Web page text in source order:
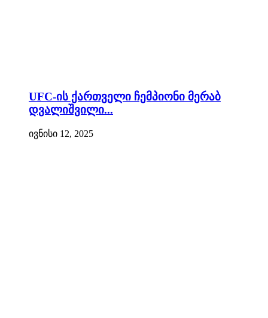
UFC-ის ქართველი ჩემპიონი მერაბ
დვალიშვილი...
ივნისი 12, 2025